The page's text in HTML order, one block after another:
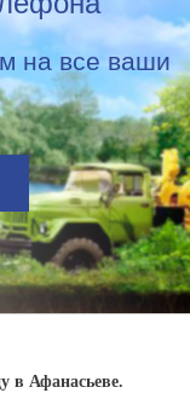
на все ваши
в Афанасьеве.